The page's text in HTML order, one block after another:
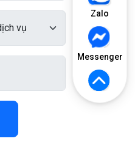
Zalo
Messenger